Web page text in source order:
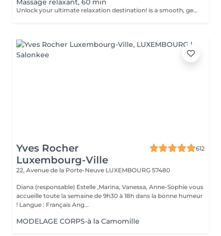
Massage relaxant, 60 min
Unlock your ultimate relaxation destination! is a smooth, gentle treatment that relieves muscular tension, increases circulation, and promotes a general sense of relaxation. Benefits of getting a relaxing massage: - improves sleep - reduce stress - eases muscle tension How is a relaxing massage done? - head and neck are massaged - shoulders and back are massaged - hands and arms are massaged - feet and legs are massaged - belly is massaged Age restrictions: there are no age restrictions for this procedure. Post procedure recommendations: do not do sport and any sharp movements 2-3 hours after the procedure. Frequency: 1-2 times per week, 10 times in total. Repeat once in 3-6 months.
Yves Rocher
Luxembourg-Ville
612
22, Avenue de la Porte-Neuve LUXEMBOURG 57480
Diana (responsable) Estelle ,Marina, Vanessa, Anne-Sophie vous
accueille toute la semaine de 9h30 à 18h dans la bonne humeur
! Langue : Français Ang...
MODELAGE CORPS-à la Camomille